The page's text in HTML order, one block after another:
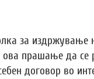
за издржување
ова прашање да се
договор во